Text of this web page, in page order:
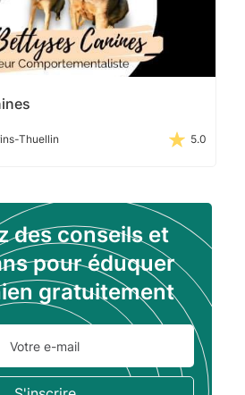
Thuellin 5.0
des conseils et
pour éduquer
gratuitement